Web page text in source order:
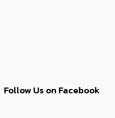
Follow Us on Facebook